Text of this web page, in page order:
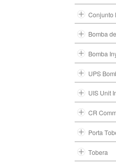
Conjunto
Bomba
Bomba
UPS
UIS Unit
CR
Porta
Tobera